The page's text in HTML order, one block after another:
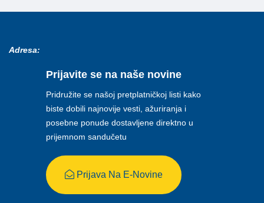
Adresa:
Prijavite se na naše novine
Pridružite se našoj pretplatničkoj listi kako
biste dobili najnovije vesti, ažuriranja i
posebne ponude dostavljene direktno u
prijemnom sandučetu
Prijava Na E-Novine